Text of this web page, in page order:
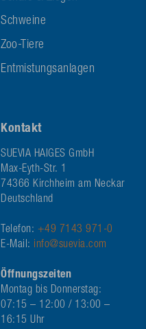
Schweine
Zoo-Tiere
Entmistungsanlagen
Kontakt
SUEVIA HAIGES GmbH
Max-Eyth-Str. 1
74366 Kirchheim am Neckar
Deutschland
Telefon: +49 7143 971-0
E-Mail: info@suevia.com
Öffnungszeiten
Montag bis Donnerstag:
07:15 – 12:00 / 13:00 –
16:15 Uhr